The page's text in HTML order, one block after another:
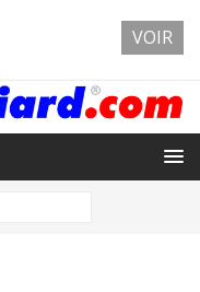
VOIR